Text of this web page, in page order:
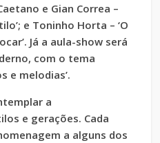
e Gian Correa –
e Toninho Horta – ‘O
Já a aula-show será
com o tema
e melodias’.
a
e gerações. Cada
a alguns dos